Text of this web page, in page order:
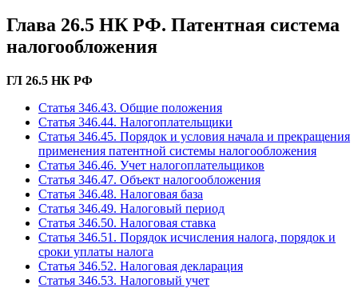
Глава 26.5 НК РФ. Патентная система
налогообложения
ГЛ 26.5 НК РФ
Статья 346.43. Общие положения
Статья 346.44. Налогоплательщики
Статья 346.45. Порядок и условия начала и прекращения
применения патентной системы налогообложения
Статья 346.46. Учет налогоплательщиков
Статья 346.47. Объект налогообложения
Статья 346.48. Налоговая база
Статья 346.49. Налоговый период
Статья 346.50. Налоговая ставка
Статья 346.51. Порядок исчисления налога, порядок и
сроки уплаты налога
Статья 346.52. Налоговая декларация
Статья 346.53. Налоговый учет